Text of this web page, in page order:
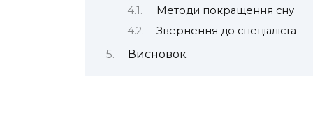
Методи покращення сну
Звернення до спеціаліста
Висновок